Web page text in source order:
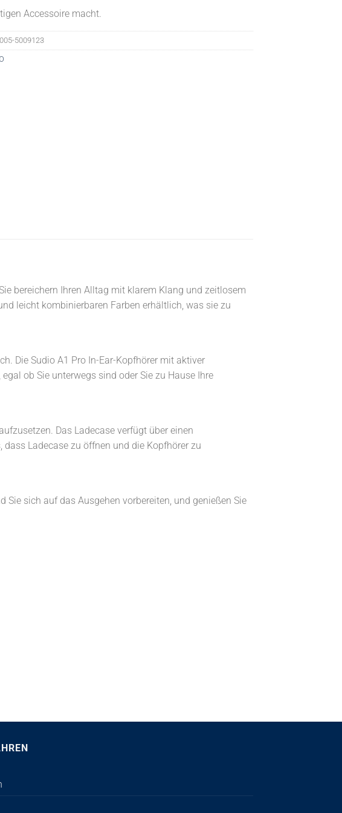
Accessoire macht.
005-5009123
bereichern Ihren Alltag mit klarem Klang und zeitlosem
leicht kombinierbaren Farben erhältlich, was sie zu
Die Sudio A1 Pro In-Ear-Kopfhörer mit aktiver
ob Sie unterwegs sind oder Sie zu Hause Ihre
Das Ladecase verfügt über einen
Ladecase zu öffnen und die Kopfhörer zu
Sie sich auf das Ausgehen vorbereiten, und genießen Sie